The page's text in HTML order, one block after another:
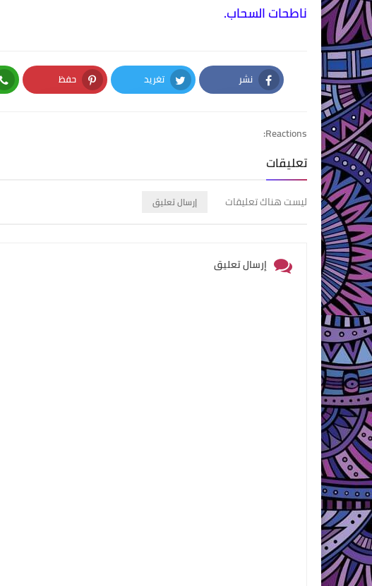
ناطحات السحاب.
نشر
Facebook
تغريد
Twitter
حفظ
Pinterest
Reactions:
تعليقات
ليست هناك تعليقات إرسال تعليق
إرسال تعليق